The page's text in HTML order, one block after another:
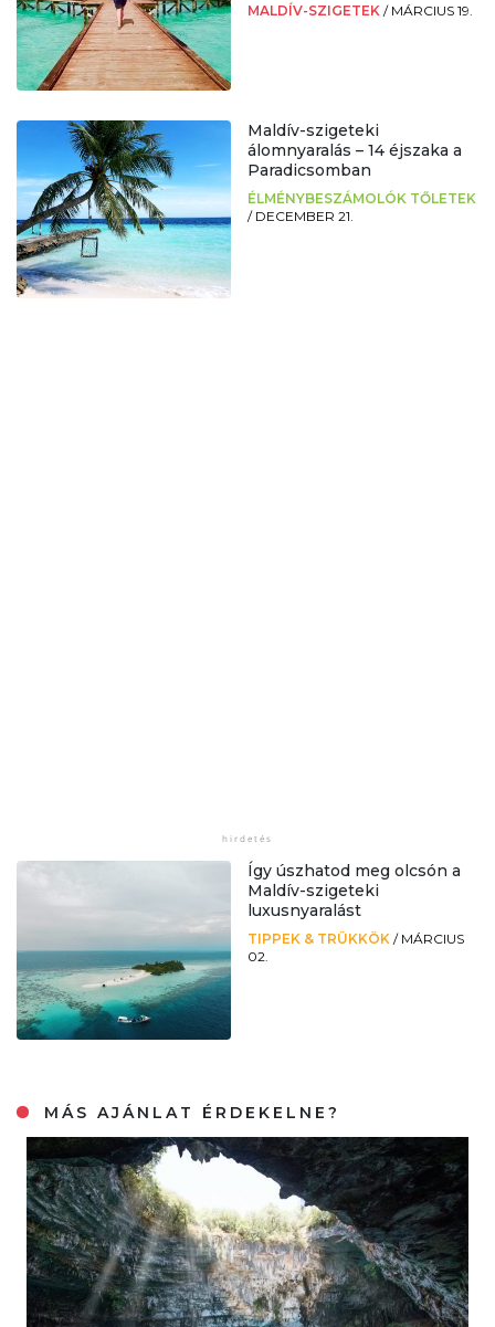
MALDÍV-SZIGETEK / MÁRCIUS 19.
Maldív-szigeteki
álomnyaralás – 14 éjszaka a
Paradicsomban
ÉLMÉNYBESZÁMOLÓK TŐLETEK
/ DECEMBER 21.
Így úszhatod meg olcsón a
Maldív-szigeteki
luxusnyaralást
TIPPEK & TRÜKKÖK / MÁRCIUS
02.
MÁS AJÁNLAT ÉRDEKELNE?